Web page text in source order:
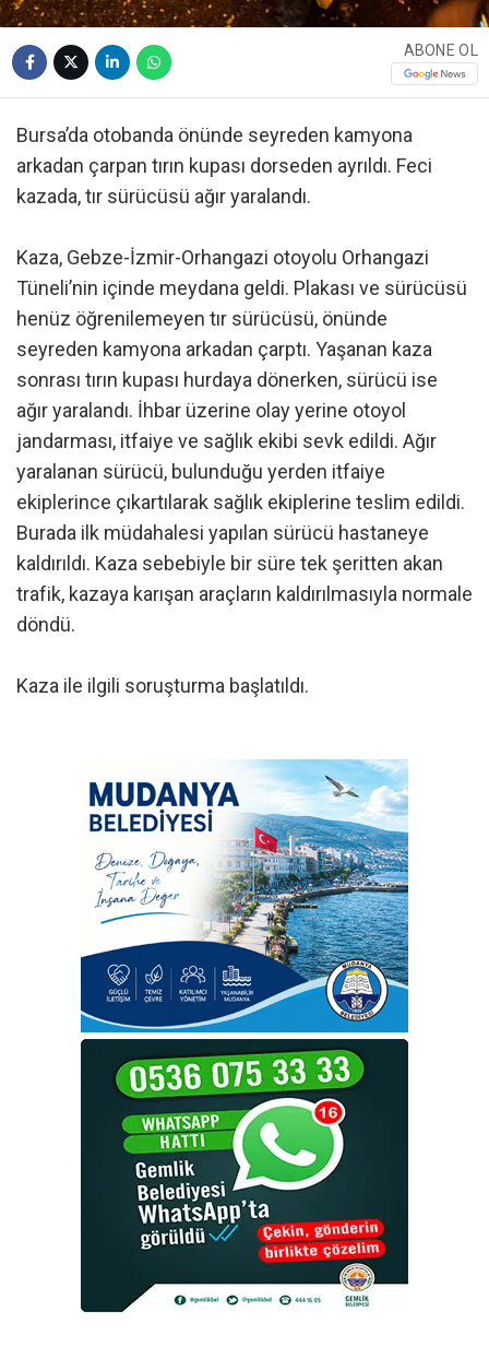
ABONE OL
Bursa’da otobanda önünde seyreden kamyona
arkadan çarpan tırın kupası dorseden ayrıldı. Feci
kazada, tır sürücüsü ağır yaralandı.
Kaza, Gebze-İzmir-Orhangazi otoyolu Orhangazi
Tüneli’nin içinde meydana geldi. Plakası ve sürücüsü
henüz öğrenilemeyen tır sürücüsü, önünde
seyreden kamyona arkadan çarptı. Yaşanan kaza
sonrası tırın kupası hurdaya dönerken, sürücü ise
ağır yaralandı. İhbar üzerine olay yerine otoyol
jandarması, itfaiye ve sağlık ekibi sevk edildi. Ağır
yaralanan sürücü, bulunduğu yerden itfaiye
ekiplerince çıkartılarak sağlık ekiplerine teslim edildi.
Burada ilk müdahalesi yapılan sürücü hastaneye
kaldırıldı. Kaza sebebiyle bir süre tek şeritten akan
trafik, kazaya karışan araçların kaldırılmasıyla normale
döndü.
Kaza ile ilgili soruşturma başlatıldı.